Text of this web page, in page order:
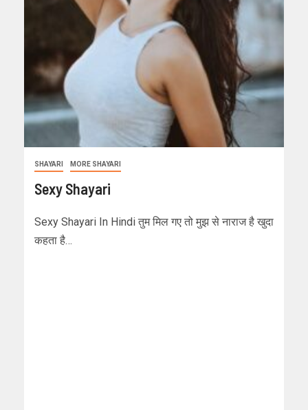
SHAYARI MORE SHAYARI
Sexy Shayari
Sexy Shayari In Hindi तुम मिल गए तो मुझ से नाराज है खुदा
कहता है…